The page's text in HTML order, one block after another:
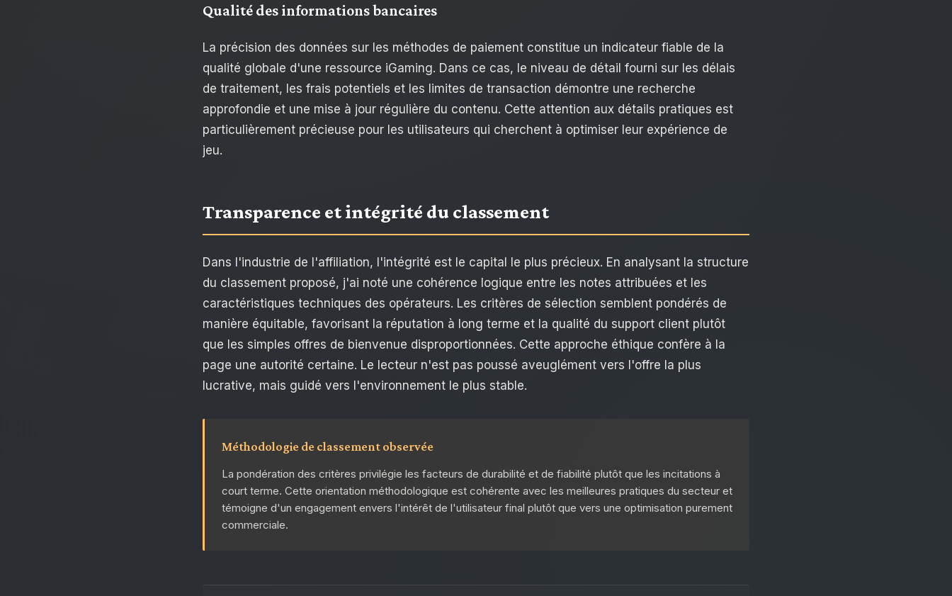
Qualité des informations bancaires
La précision des données sur les méthodes de paiement constitue un indicateur fiable de la
qualité globale d'une ressource iGaming. Dans ce cas, le niveau de détail fourni sur les délais
de traitement, les frais potentiels et les limites de transaction démontre une recherche
approfondie et une mise à jour régulière du contenu. Cette attention aux détails pratiques est
particulièrement précieuse pour les utilisateurs qui cherchent à optimiser leur expérience de
jeu.
Transparence et intégrité du classement
Dans l'industrie de l'affiliation, l'intégrité est le capital le plus précieux. En analysant la structure
du classement proposé, j'ai noté une cohérence logique entre les notes attribuées et les
caractéristiques techniques des opérateurs. Les critères de sélection semblent pondérés de
manière équitable, favorisant la réputation à long terme et la qualité du support client plutôt
que les simples offres de bienvenue disproportionnées. Cette approche éthique confère à la
page une autorité certaine. Le lecteur n'est pas poussé aveuglément vers l'offre la plus
lucrative, mais guidé vers l'environnement le plus stable.
Méthodologie de classement observée
La pondération des critères privilégie les facteurs de durabilité et de fiabilité plutôt que les incitations à
court terme. Cette orientation méthodologique est cohérente avec les meilleures pratiques du secteur et
témoigne d'un engagement envers l'intérêt de l'utilisateur final plutôt que vers une optimisation purement
commerciale.